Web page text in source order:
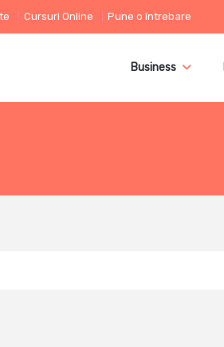
Cursuri Online Pune o întrebare
Business